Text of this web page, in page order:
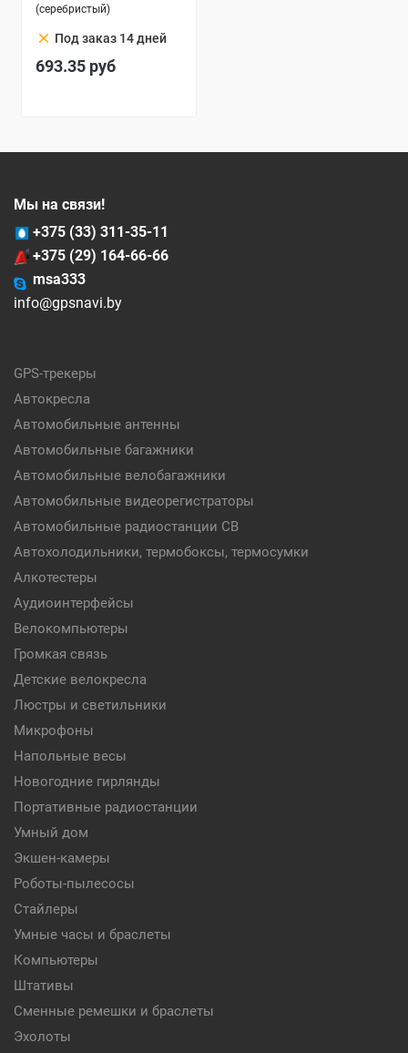
(серебристый)
clear Под заказ 14 дней
693.35 руб
Мы на связи!
+375 (33) 311-35-11
+375 (29) 164-66-66
msa333
info@gpsnavi.by
GPS-трекеры
Автокресла
Автомобильные антенны
Автомобильные багажники
Автомобильные велобагажники
Автомобильные видеорегистраторы
Автомобильные радиостанции CB
Автохолодильники, термобоксы, термосумки
Алкотестеры
Аудиоинтерфейсы
Велокомпьютеры
Громкая связь
Детские велокресла
Люстры и светильники
Микрофоны
Напольные весы
Новогодние гирлянды
Портативные радиостанции
Умный дом
Экшен-камеры
Роботы-пылесосы
Стайлеры
Умные часы и браслеты
Компьютеры
Штативы
Сменные ремешки и браслеты
Эхолоты